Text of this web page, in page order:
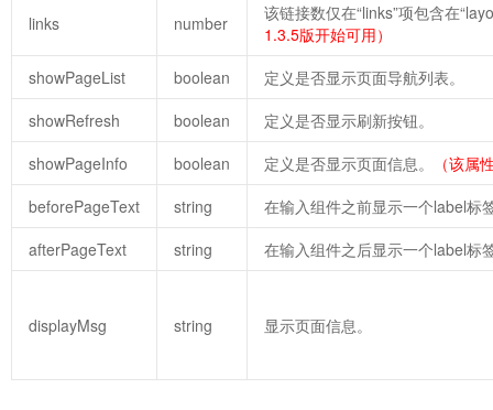
links number
该链接数仅在“links”项包含在
1.3.5版开始可用）
showPageList
boolean
定义是否显示页面导航列表。
showRefresh
boolean
定义是否显示刷新按钮。
showPageInfo
boolean 定义是否显示页面信息。
（该属
beforePageText
string
在输入组件之前显示一个label标
afterPageText
string 在输入组件之后显示一个label标
displayMsg string 显示页面信息。